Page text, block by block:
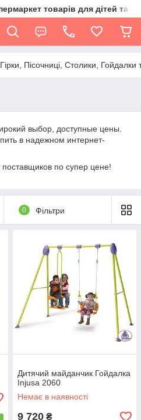
товарів для дітей та їх
Пісочниці, Столики, Гойдалки
выбор, доступные цены.
в надежном интернет-
по супер цене!
0 Фільтри
Дитячий майданчик Гойдалка
Injusa 2060
Немає в наявності
9 720 ₴